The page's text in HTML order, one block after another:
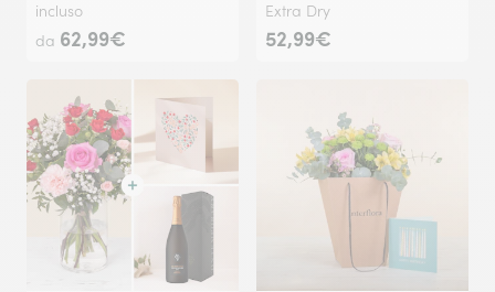
incluso
da 62,99€
Extra Dry
52,99€